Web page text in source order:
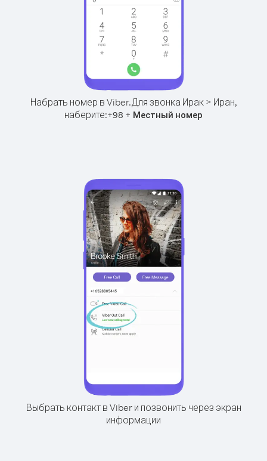
Набрать номер в Viber.Для звонка Ирак > Иран,
наберите:+98 + Местный номер
Выбрать контакт в Viber и позвонить через экран
информации